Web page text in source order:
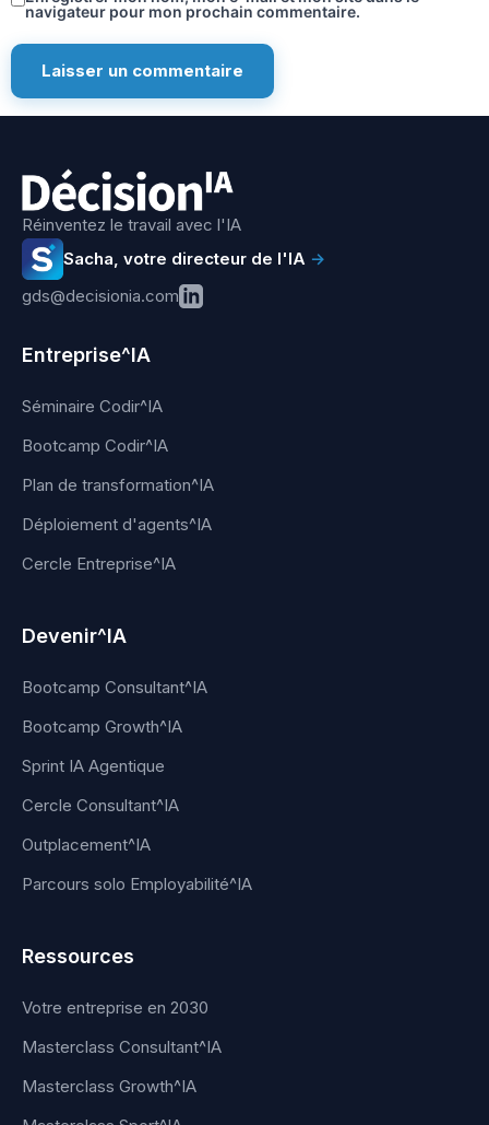
navigateur pour mon prochain commentaire.
Réinventez le travail avec l'IA
Sacha, votre directeur de l'IA →
gds@decisionia.com
Entreprise^IA
Séminaire Codir^IA
Bootcamp Codir^IA
Plan de transformation^IA
Déploiement d'agents^IA
Cercle Entreprise^IA
Devenir^IA
Bootcamp Consultant^IA
Bootcamp Growth^IA
Sprint IA Agentique
Cercle Consultant^IA
Outplacement^IA
Parcours solo Employabilité^IA
Ressources
Votre entreprise en 2030
Masterclass Consultant^IA
Masterclass Growth^IA